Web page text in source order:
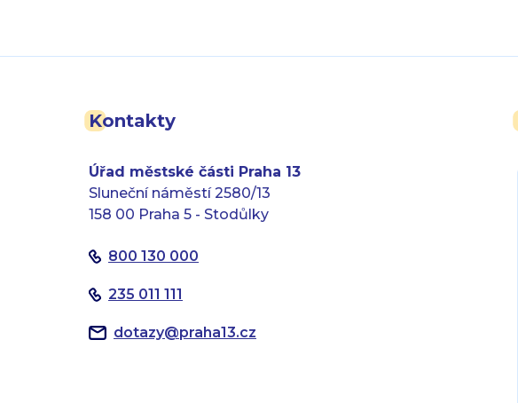
Kontakty
Úřad městské části Praha 13
Sluneční náměstí 2580/13
158 00 Praha 5 - Stodůlky
800 130 000
235 011 111
dotazy@praha13.cz